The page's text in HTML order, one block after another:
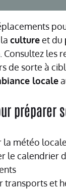
cultureet du
les
de sorte à
locale
préparer
la météo locale
le calendrier
transports et